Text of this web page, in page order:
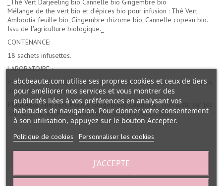
_Thé Vert Darjeeling bio Cannelle bio Gingembre bio
Mélange de the vert bio et d'épices bio pour infusion : Thé Vert
Ambootia feuille bio, Gingembre rhizome bio, Cannelle copeau bio.
Issu de l'agriculture biologique._
CONTENANCE:
18 sachets infusettes.
LABORATOIRE :
PlantAsia - France, spécialisé en produit alimentaire pour préparation
de thé et d'infusion.
PlantAsia Thé vert Forme Gingembre Cannelle- Non testé sur les
Animaux, AB, BIOPARTENAIRE référencé par Abcbeauté.
30 AUTRES PRODUITS DANS LA MÊME
CATÉGORIE :
abcbeaute.com utilise ses propres cookies et ceux de tiers
pour améliorer nos services et vous montrer des
publicités liées à vos préférences en analysant vos
habitudes de navigation. Pour donner votre consentement
à son utilisation, appuyez sur le bouton Accepter.
Politique de cookies Personnaliser les cookies
J'ACCEPTE